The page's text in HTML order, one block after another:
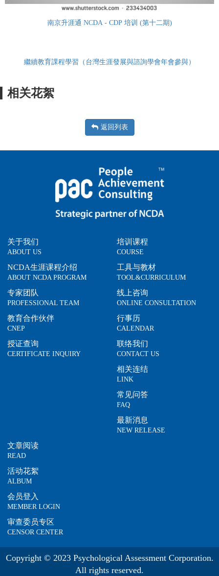
南京升涯通 NCDA - CDP 培训 (第十二期)
繼續教育課程學習（台灣生涯發展與諮詢學會年會參與）
相关花絮
返回列表
关于我们
ABOUT US
NCDA生涯课程介绍
ABOUT NCDA PROGRAM
专家团队
PROFESSIONAL TEAM
教育合作伙伴
CNEP
授证查询
CERTIFICATE INQUIRY
培训课程
COURSE
工具与教材
TOOL&CURRICULUM
线上咨询
ONLINE CONSULTATION
行事历
CALENDAR
联络我们
CONTACT US
相关连结
LINK
常见问答
FAQ
最新消息
NEW RELEASE
文章阅读
READ
活动花絮
ALBUM
会员登入
MEMBER LOGIN
审查委员专区
CENSOR CENTER
Copyright © 2023 Psychological Assessment Corporation.
All rights reserved.